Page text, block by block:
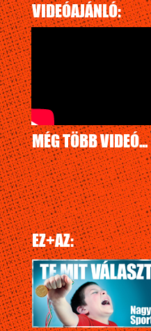
VIDEÓAJÁNLÓ:
MÉG TÖBB VIDEÓ...
EZ+AZ: